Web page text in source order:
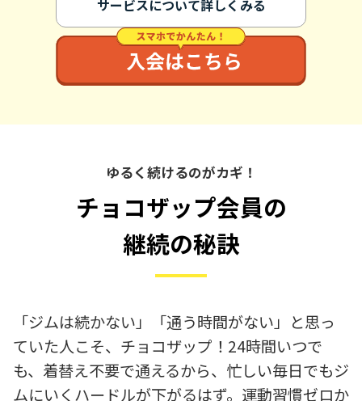
サービスについて詳しくみる
ゆるく続けるのがカギ！
チョコザップ会員の
継続の秘訣
「ジムは続かない」「通う時間がない」と思っ
ていた人こそ、チョコザップ！24時間いつで
も、着替え不要で通えるから、忙しい毎日でもジ
ムにいくハードルが下がるはず。運動習慣ゼロか